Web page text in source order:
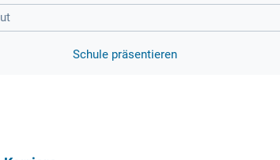
Schule präsentieren